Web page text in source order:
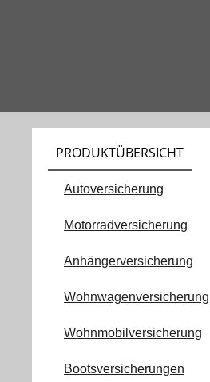
PRODUKTÜBERSICHT
Autoversicherung
Motorradversicherung
Anhängerversicherung
Wohnwagenversicherung
Wohnmobilversicherung
Bootsversicherungen